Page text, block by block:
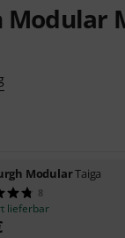
Modular
ModularTaiga
8
lieferbar